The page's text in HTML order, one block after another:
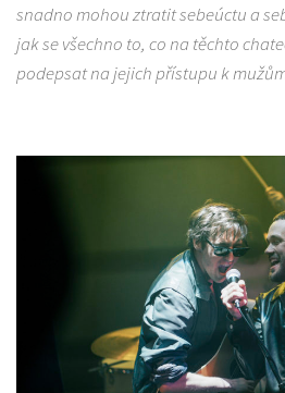
snadno mohou ztratit sebeúctu a
jak se všechno to, co na těchto
podepsat na jejich přístupu k